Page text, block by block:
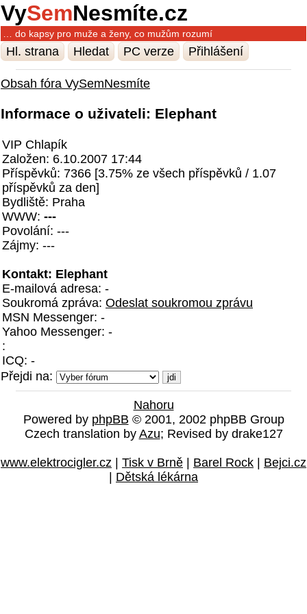
VySemNesmíte.cz
… do kapsy pro muže a ženy, co mužům rozumí
Hl. strana Hledat PC verze Přihlášení
Obsah fóra VySemNesmíte
Informace o uživateli: Elephant
VIP Chlapík
Založen: 6.10.2007 17:44
Příspěvků: 7366 [3.75% ze všech příspěvků / 1.07
příspěvků za den]
Bydliště: Praha
WWW: ---
Povolání: ---
Zájmy: ---
Kontakt: Elephant
E-mailová adresa: -
Soukromá zpráva: Odeslat soukromou zprávu
MSN Messenger: -
Yahoo Messenger: -
:
ICQ: -
Přejdi na:
Nahoru
Powered by phpBB © 2001, 2002 phpBB Group
Czech translation by Azu; Revised by drake127
www.elektrocigler.cz Tisk v Brně Barel Rock
Bejci.cz
Dětská lékárna